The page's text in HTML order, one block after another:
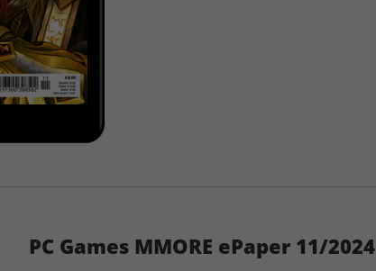
PC Games MMORE ePaper 11/2024